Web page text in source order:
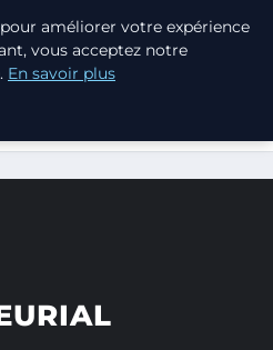
améliorer votre expérience
vous acceptez notre
En savoir plus